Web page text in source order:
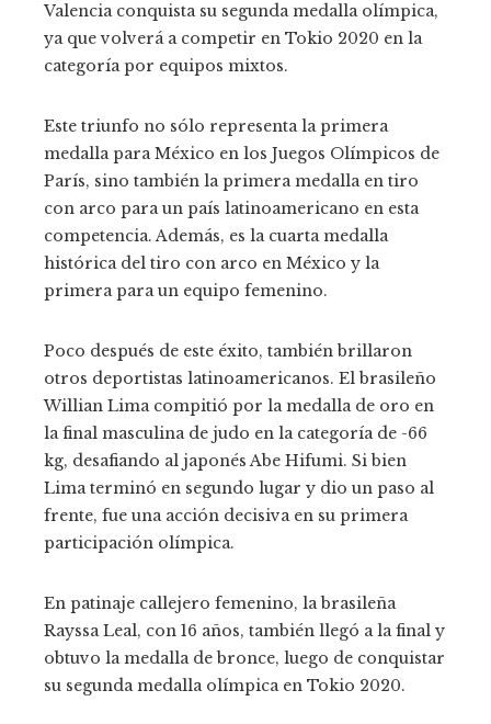
Valencia conquista su segunda medalla olímpica,
ya que volverá a competir en Tokio 2020 en la
categoría por equipos mixtos.
Este triunfo no sólo representa la primera
medalla para México en los Juegos Olímpicos de
París, sino también la primera medalla en tiro
con arco para un país latinoamericano en esta
competencia. Además, es la cuarta medalla
histórica del tiro con arco en México y la
primera para un equipo femenino.
Poco después de este éxito, también brillaron
otros deportistas latinoamericanos. El brasileño
Willian Lima compitió por la medalla de oro en
la final masculina de judo en la categoría de -66
kg, desafiando al japonés Abe Hifumi. Si bien
Lima terminó en segundo lugar y dio un paso al
frente, fue una acción decisiva en su primera
participación olímpica.
En patinaje callejero femenino, la brasileña
Rayssa Leal, con 16 años, también llegó a la final y
obtuvo la medalla de bronce, luego de conquistar
su segunda medalla olímpica en Tokio 2020.